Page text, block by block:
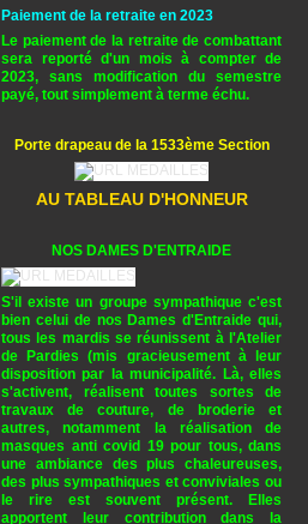
Paiement de la retraite en 2023
Le paiement de la retraite de combattant
sera reporté d'un mois à compter de
2023, sans modification du semestre
payé, tout simplement à terme échu.
Porte drapeau de la 1533ème Section
AU TABLEAU D'HONNEUR
NOS DAMES D'ENTRAIDE
S'il existe un groupe sympathique c'est
bien celui de nos Dames d'Entraide qui,
tous les mardis se réunissent à l'Atelier
de Pardies (mis gracieusement à leur
disposition par la municipalité. Là, elles
s'activent, réalisent toutes sortes de
travaux de couture, de broderie et
autres, notamment la réalisation de
masques anti covid 19 pour tous, dans
une ambiance des plus chaleureuses,
des plus sympathiques et conviviales ou
le rire est souvent présent. Elles
apportent leur contribution dans la